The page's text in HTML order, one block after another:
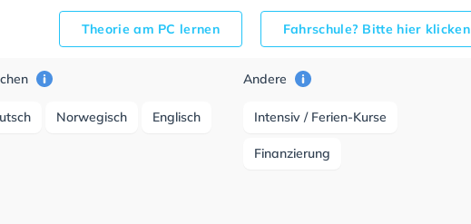
Theorie am PC lernen Fahrschule? Bitte hier klicken
Norwegisch Englisch
Andere
Intensiv / Ferien-Kurse
Finanzierung